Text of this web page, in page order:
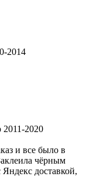
2014
2020
и все было в
чёрным
доставкой,